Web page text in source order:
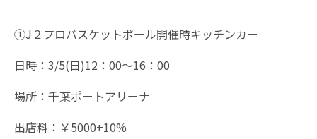
①J２プロバスケットボール開催時キッチンカー
日時：3/5(日)12：00〜16：00
場所：千葉ポートアリーナ
出店料：￥5000+10%